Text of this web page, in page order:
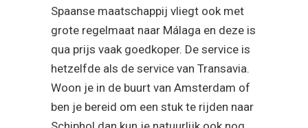
Spaanse maatschappij vliegt ook met
grote regelmaat naar Málaga en deze is
qua prijs vaak goedkoper. De service is
hetzelfde als de service van Transavia.
Woon je in de buurt van Amsterdam of
ben je bereid om een stuk te rijden naar